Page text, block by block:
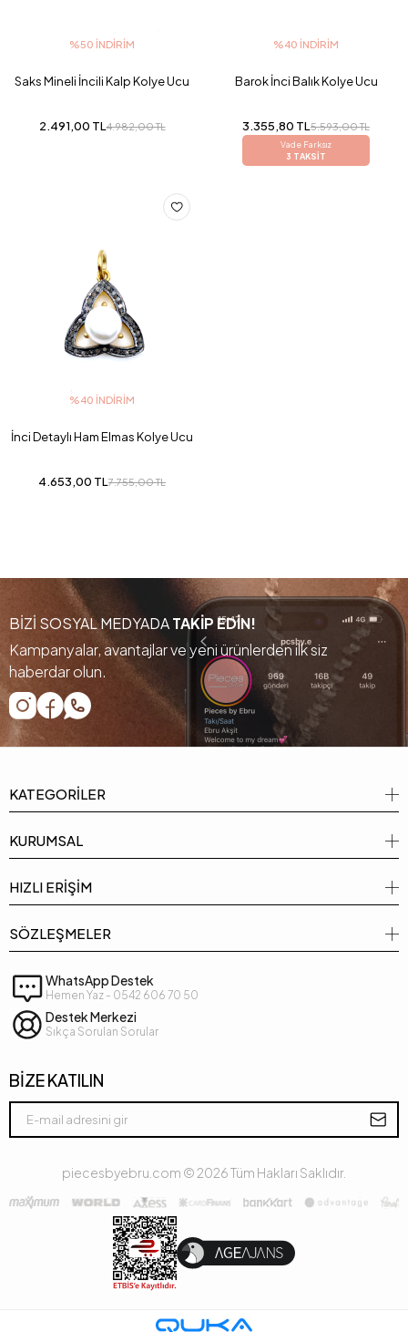
%50 İNDIRIM
Saks Mineli İncili Kalp Kolye Ucu
2.491,00 TL4.982,00 TL
%40 İNDIRIM
Barok İnci Balık Kolye Ucu
3.355,80 TL5.593,00 TL
Vade Farksız
3 TAKSİT
%40 İNDIRIM
İnci Detaylı Ham Elmas Kolye Ucu
4.653,00 TL7.755,00 TL
BİZİ SOSYAL MEDYADATAKİP EDİN!
Kampanyalar, avantajlar ve yeni ürünlerden ilk siz
haberdar olun.
KATEGORİLER
KURUMSAL
HIZLI ERİŞİM
SÖZLEŞMELER
WhatsApp Destek
Hemen Yaz - 0542 606 70 50
Destek Merkezi
Sıkça Sorulan Sorular
BİZE KATILIN
piecesbyebru.com ©2026Tüm Hakları Saklıdır.